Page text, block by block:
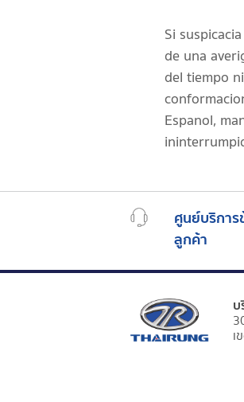
Si
de una
del tiempo
Espanol,
ศูนย์บริกา
ลูกค้า